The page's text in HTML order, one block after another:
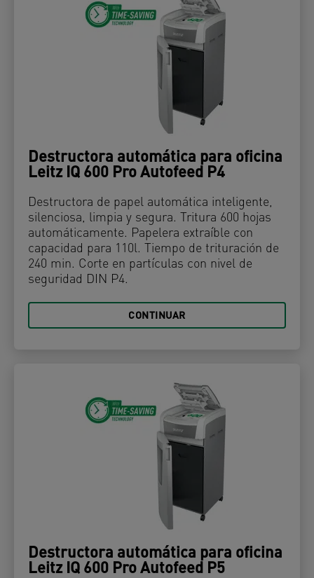
Destructora automática para oficina
Leitz IQ 600 Pro Autofeed P4
Destructora de papel automática inteligente,
silenciosa, limpia y segura. Tritura 600 hojas
automáticamente. Papelera extraíble con
capacidad para 110l. Tiempo de trituración de
240 min. Corte en partículas con nivel de
seguridad DIN P4.
CONTINUAR
Destructora automática para oficina
Leitz IQ 600 Pro Autofeed P5